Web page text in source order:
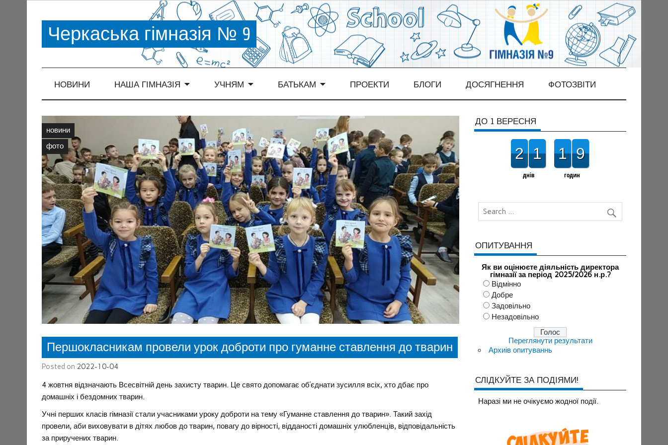
Черкаська гімназія № 9
НОВИНИ НАША ГІМНАЗІЯ УЧНЯМ БАТЬКАМ ПРОЕКТИ БЛОГИ ДОСЯГНЕННЯ ФОТОЗВІТИ
новини
фото
Першокласникам провели урок доброти про гуманне ставлення до тварин
Posted on 2022-10-04
4 жовтня відзначають Всесвітній день захисту тварин. Це свято допомагає об’єднати зусилля всіх, хто дбає про
домашніх і бездомних тварин.
Учні перших класів гімназії стали учасниками уроку доброти на тему «Гуманне ставлення до тварин». Такий захід
провели, аби виховувати в дітях любов до тварин, повагу до вірності, відданості домашніх улюбленців, відповідальність
за приручених тварин.
ДО 1 ВЕРЕСНЯ
2 1
днів
1 9
годин
ОПИТУВАННЯ
Як ви оцінюєте діяльність директора
гімназії за період 2025/2026 н.р.?
Відмінно
Добре
Задовільно
Незадовільно
Переглянути результати
Архиів опитуваннь
СЛІДКУЙТЕ ЗА ПОДІЯМИ!
Наразi ми не очiкуємо жодної події.